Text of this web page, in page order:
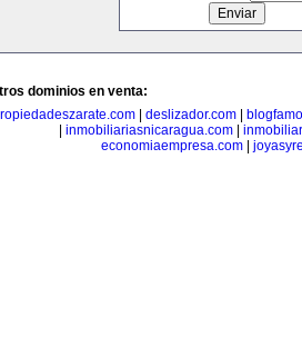
dominios en venta:
| deslizador.com|
inmobiliariasnicaragua.com
economiaempresa.com|